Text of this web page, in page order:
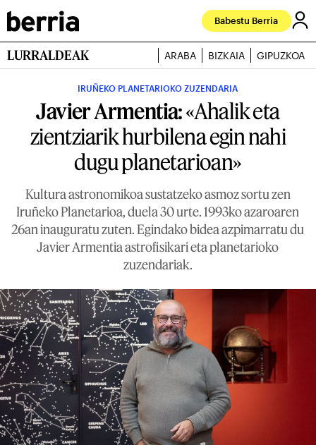
Babestu Berria
LURRALDEAK ARABA BIZKAIA GIPUZKOA
IRUÑEKO PLANETARIOKO ZUZENDARIA
Javier Armentia:«Ahalik eta
zientziarik hurbilena egin nahi
dugu planetarioan»
Kultura astronomikoa sustatzeko asmoz sortu zen
Iruñeko Planetarioa, duela 30 urte. 1993ko azaroaren
26an inauguratu zuten. Egindako bidea azpimarratu du
Javier Armentia astrofisikari eta planetarioko
zuzendariak.